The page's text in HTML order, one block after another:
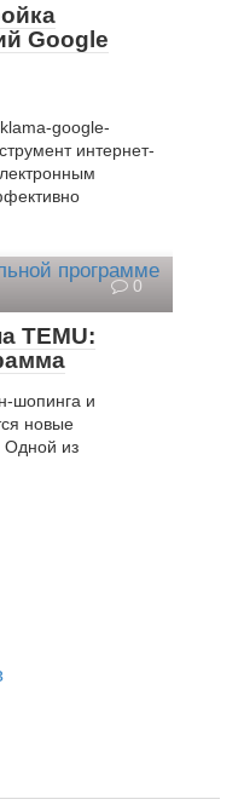
Google
google-
интернет-
0
TEMU:
шопинга и
новые
Одной из